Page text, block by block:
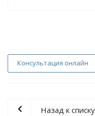
Консультация онлайн
Назад к списку